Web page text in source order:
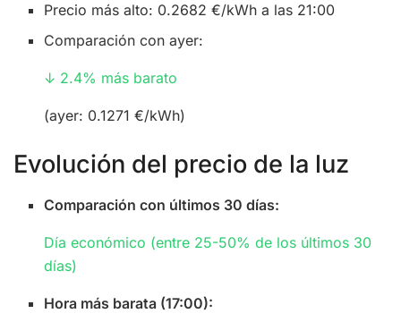
Precio más alto: 0.2682 €/kWh a las 21:00
Comparación con ayer:
↓ 2.4% más barato
(ayer: 0.1271 €/kWh)
Evolución del precio de la luz
Comparación con últimos 30 días:
Día económico (entre 25-50% de los últimos 30
días)
Hora más barata (17:00):